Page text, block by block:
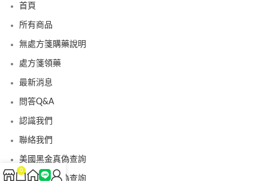
首頁
所有商品
無處方箋購藥說明
處方箋領藥
最新消息
問答Q&A
認識我們
聯絡我們
美國黑金真偽查詢
日本藤素真偽查詢
0